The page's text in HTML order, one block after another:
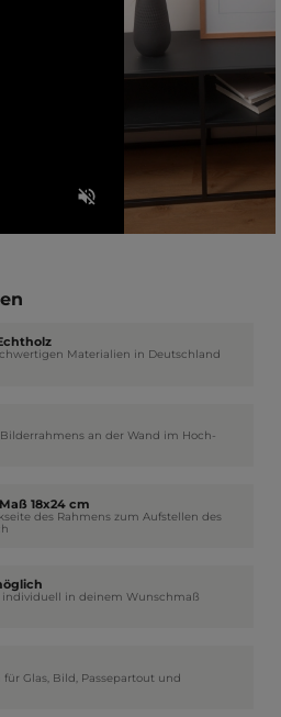
Materialien in Deutschland
an der Wand im Hoch-
18x24 cm
des Rahmens zum Aufstellen des
individuell in deinem Wunschmaß
Glas, Bild, Passepartout und